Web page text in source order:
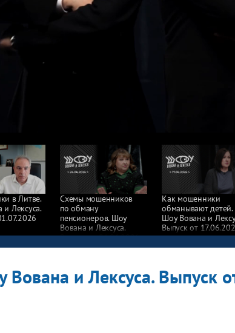
в Литве.
Лексуса.
Схемы мошенников
по обману
пенсионеров. Шоу
Вована и Лексуса.
Выпуск от 24.06.2026
Как мошенники
обманывают детей.
Шоу Вована и
Выпуск от
и Лексуса. Выпуск